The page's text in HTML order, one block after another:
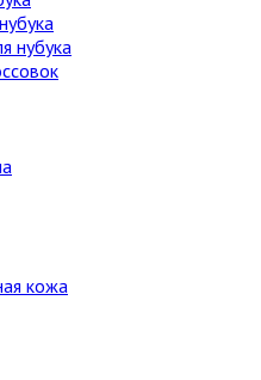
нубука
кожа